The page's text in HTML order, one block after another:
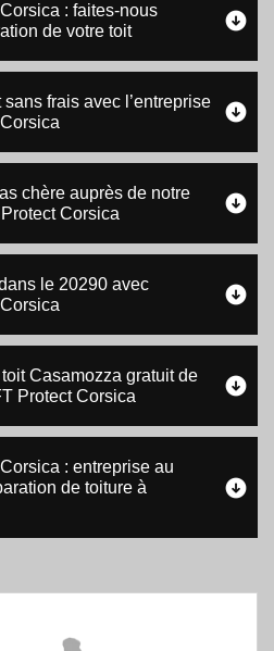
: faites-nous
de votre toit
frais avec l’entreprise
chère auprès de notre
Corsica
le 20290 avec
Casamozza gratuit de
Protect Corsica
: entreprise au
de toiture à